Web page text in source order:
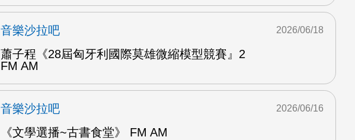
音樂沙拉吧
蕭子程《28屆匈牙利國際莫雄微縮模型競賽』2
FM AM
2026/06/18
音樂沙拉吧
《文學選播~古書食堂》 FM AM
2026/06/16